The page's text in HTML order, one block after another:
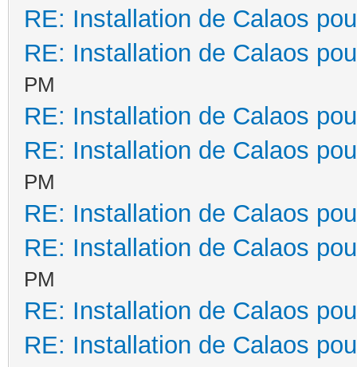
RE: Installation de Calaos
RE: Installation de Calaos
PM
RE: Installation de Calaos
RE: Installation de Calaos
PM
RE: Installation de Calaos
RE: Installation de Calaos
PM
RE: Installation de Calaos
RE: Installation de Calaos